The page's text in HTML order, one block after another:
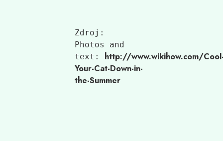
Zdroj:
Photos and
text:
http://www.wikihow.com/
Your-Cat-Down-in-
the-Summer